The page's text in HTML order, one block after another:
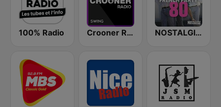
100% Radio Crooner Radio Swing NOSTALGIE FRENCH PARTY 80